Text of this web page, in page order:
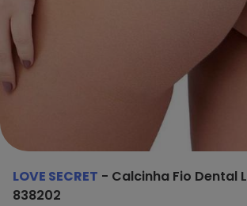
LOVE SECRET - Calcinha Fio Dental
838202